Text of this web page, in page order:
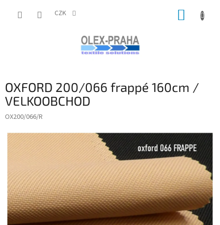
CZK
OXFORD 200/066 frappé 160cm /
VELKOOBCHOD
OX200/066/R